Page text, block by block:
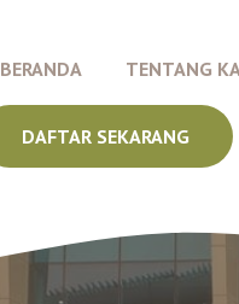
BERANDA TENTANG
DAFTAR SEKARANG